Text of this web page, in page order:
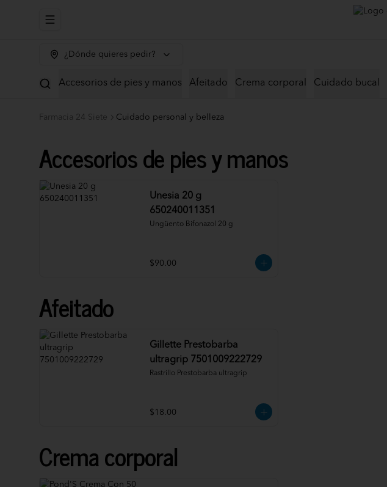
Abrir menu de navegación
¿Dónde quieres pedir?
Accesorios de pies y manos Afeitado Crema corporal Cuidado bucal
Farmacia 24 Siete Cuidado personal y belleza
Accesorios de pies y manos
Unesia 20 g
650240011351
Ungüento Bifonazol 20 g
$90.00
Afeitado
Gillette Prestobarba
ultragrip 7501009222729
Rastrillo Prestobarba ultragrip
$18.00
Crema corporal